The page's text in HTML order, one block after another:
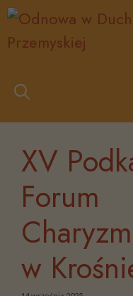
Przejdź
treści
XV
Forum
w